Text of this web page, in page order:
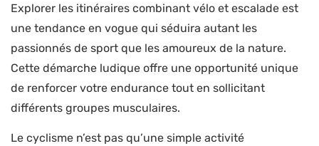
Explorer les itinéraires combinant vélo et escalade est
une tendance en vogue qui séduira autant les
passionnés de sport que les amoureux de la nature.
Cette démarche ludique offre une opportunité unique
de renforcer votre endurance tout en sollicitant
différents groupes musculaires.
Le cyclisme n’est pas qu’une simple activité